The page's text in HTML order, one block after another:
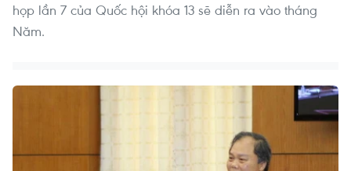
họp lần 7 của Quốc hội khóa 13 sẽ diễn ra vào tháng
Năm.